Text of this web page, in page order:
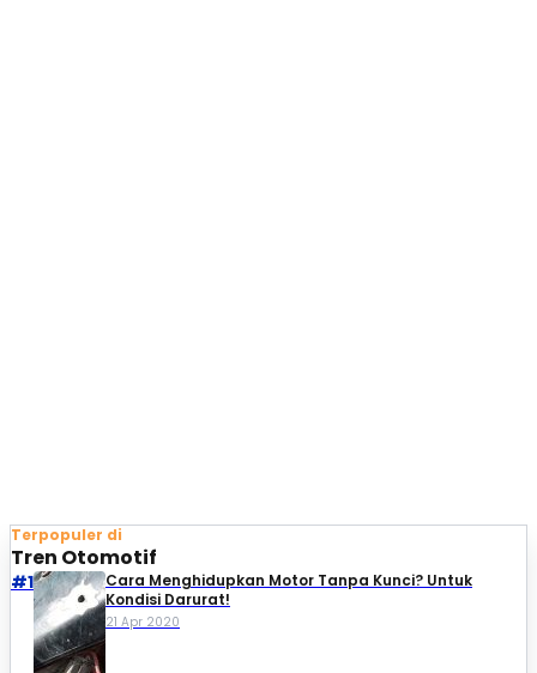
Terpopuler di
Tren Otomotif
#1
Cara Menghidupkan Motor Tanpa Kunci? Untuk
Kondisi Darurat!
21 Apr 2020